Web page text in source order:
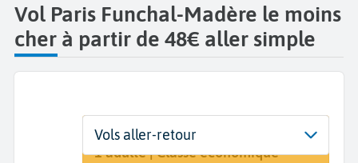
Vol Paris Funchal-Madère le moins
cher à partir de 48€ aller simple
Départ
Paris (PAR)
Dates
Dates de votre voyage
Voyageurs | Classe
1 adulte | Classe économique
Vols aller-retour